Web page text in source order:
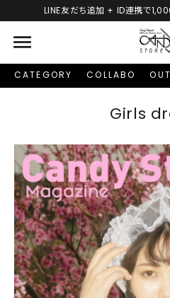
新規会員登録で1,000円分
menu
CATEGORY COLLABO
Girls